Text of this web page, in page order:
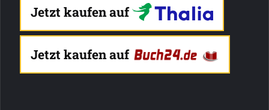
Jetzt kaufen auf
Jetzt kaufen auf